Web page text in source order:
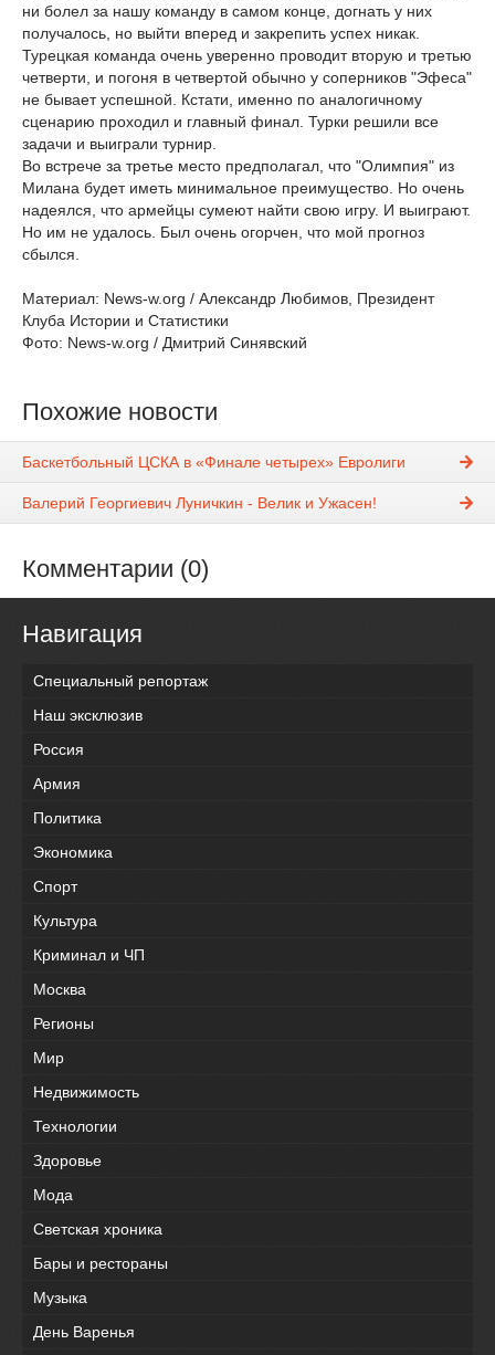
ни болел за нашу команду в самом конце, догнать у них
получалось, но выйти вперед и закрепить успех никак.
Турецкая команда очень уверенно проводит вторую и третью
четверти, и погоня в четвертой обычно у соперников "Эфеса"
не бывает успешной. Кстати, именно по аналогичному
сценарию проходил и главный финал. Турки решили все
задачи и выиграли турнир.
Во встрече за третье место предполагал, что "Олимпия" из
Милана будет иметь минимальное преимущество. Но очень
надеялся, что армейцы сумеют найти свою игру. И выиграют.
Но им не удалось. Был очень огорчен, что мой прогноз
сбылся.
Материал: News-w.org / Александр Любимов, Президент
Клуба Истории и Статистики
Фото: News-w.org / Дмитрий Синявский
Похожие новости
Баскетбольный ЦСКА в «Финале четырех» Евролиги
Валерий Георгиевич Луничкин - Велик и Ужасен!
Комментарии (0)
Навигация
Специальный репортаж
Наш эксклюзив
Россия
Армия
Политика
Экономика
Спорт
Культура
Криминал и ЧП
Москва
Регионы
Мир
Недвижимость
Технологии
Здоровье
Мода
Светская хроника
Бары и рестораны
Музыка
День Варенья